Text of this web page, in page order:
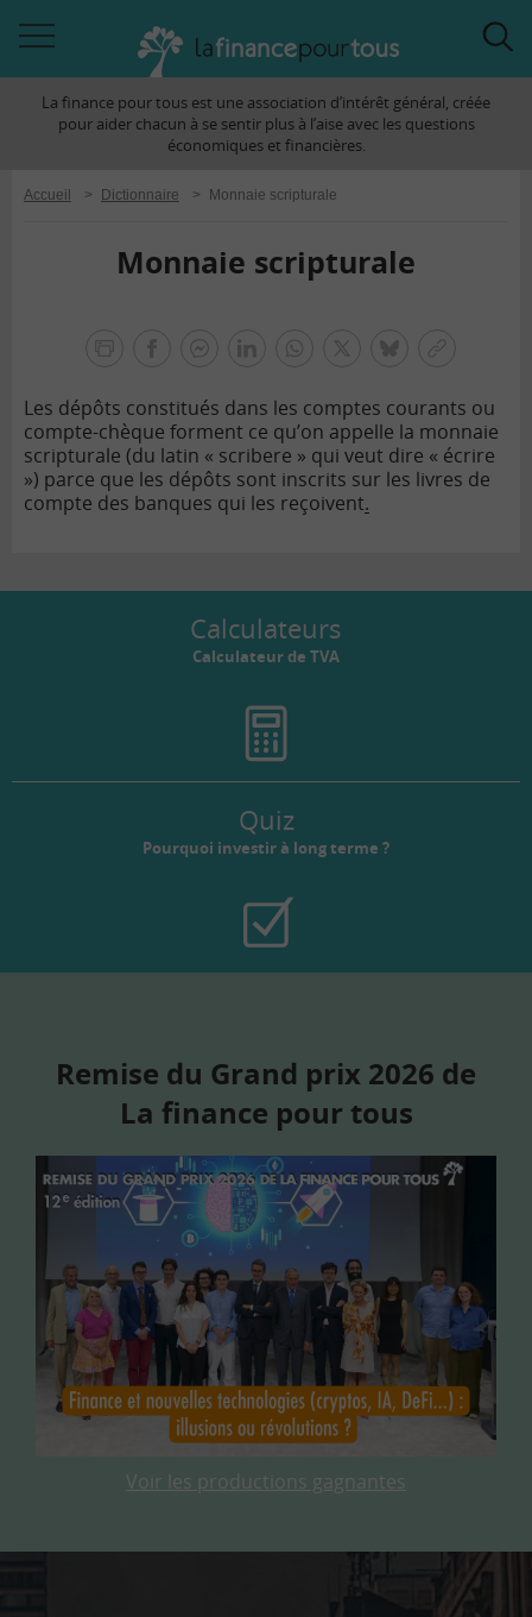
àLa finance pour tous est une association d’intérêt général, créée
pour aider chacun à se sentir plus à l’aise avec les questions
économiques et financières.
Accueil > Dictionnaire > Monnaie scripturale
Monnaie scripturale
lien
Les dépôts constitués dans les comptes courants ou
compte-chèque forment ce qu’on appelle la monnaie
scripturale (du latin « scribere » qui veut dire « écrire
») parce que les dépôts sont inscrits sur les livres de
compte des banques qui les reçoivent.
Calculateurs
Calculateur de TVA
Quiz
Pourquoi investir à long terme ?
Remise du Grand prix 2026 de
La finance pour tous
Voir les productions gagnantes